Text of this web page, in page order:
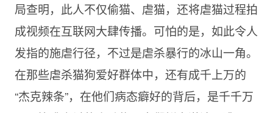
局查明，此人不仅偷猫、虐猫，还将虐猫过程拍
成视频在互联网大肆传播。可怕的是，如此令人
发指的施虐行径，不过是虐杀暴行的冰山一角。
在那些虐杀猫狗爱好群体中，还有成千上万的
“杰克辣条”，在他们病态癖好的背后，是千千万